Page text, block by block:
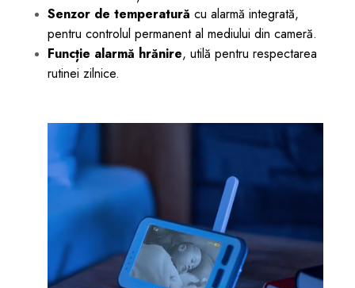
Senzor de temperatură cu alarmă integrată,
pentru controlul permanent al mediului din cameră.
Funcție alarmă hrănire, utilă pentru respectarea
rutinei zilnice.